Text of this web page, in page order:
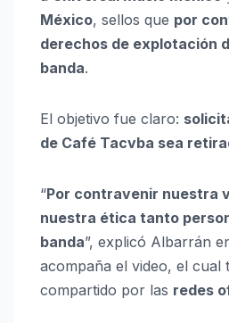
México, sellos que por
derechos de explotación
banda.
El objetivo fue claro:
de Café Tacvba sea
“Por contravenir nuestra
nuestra ética tanto
banda”, explicó Albarrán
acompaña el video, el cual
compartido por las redes